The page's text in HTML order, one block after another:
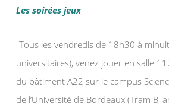
Les soirées jeux
-Tous les vendredis de 18h30 à
universitaires), venez jouer en salle
du bâtiment A22 sur le campus
de l’Université de Bordeaux (Tram B,